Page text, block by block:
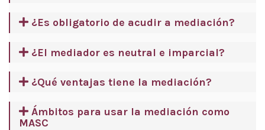
¿Es obligatorio de acudir a mediación?
¿El mediador es neutral e imparcial?
¿Qué ventajas tiene la mediación?
Ámbitos para usar la mediación como
MASC